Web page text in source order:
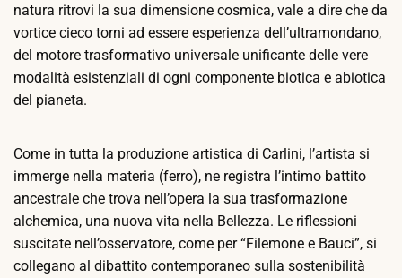
natura ritrovi la sua dimensione cosmica, vale a dire che da
vortice cieco torni ad essere esperienza dell’ultramondano,
del motore trasformativo universale unificante delle vere
modalità esistenziali di ogni componente biotica e abiotica
del pianeta.
Come in tutta la produzione artistica di Carlini, l’artista si
immerge nella materia (ferro), ne registra l’intimo battito
ancestrale che trova nell’opera la sua trasformazione
alchemica, una nuova vita nella Bellezza. Le riflessioni
suscitate nell’osservatore, come per “Filemone e Bauci”, si
collegano al dibattito contemporaneo sulla sostenibilità